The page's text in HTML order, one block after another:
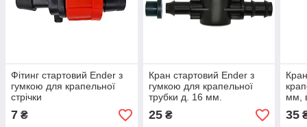
Фітинг стартовий Ender з
гумкою для крапельної
стрічки
7 ₴
Кран стартовий Ender з
гумкою для крапельної
трубки д. 16 мм.
25₴
мм,
35